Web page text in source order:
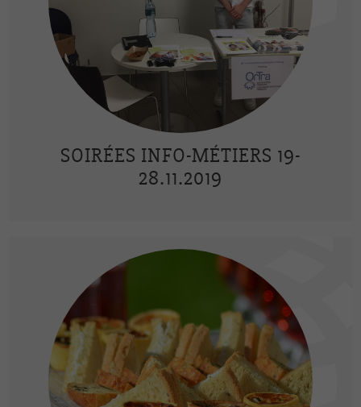
SOIRÉES INFO-MÉTIERS 19-
28.11.2019